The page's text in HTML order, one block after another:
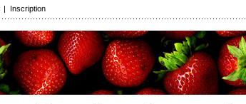
| Inscription